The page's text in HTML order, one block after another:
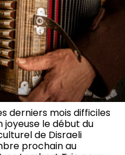
derniers mois difficiles
le début du
de Disraeli
prochain au